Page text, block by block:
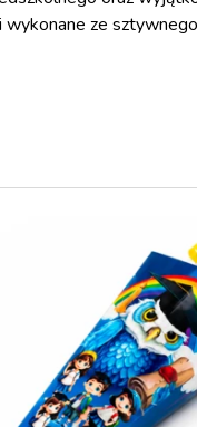
wykonane ze